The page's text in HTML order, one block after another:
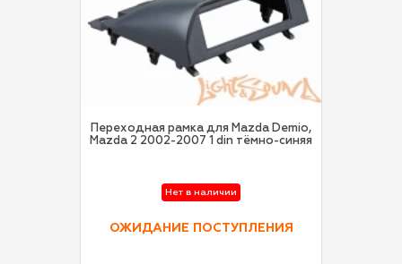
Переходная рамка для Mazda Demio,
Mazda 2 2002-2007 1 din тёмно-синяя
Нет в наличии
ОЖИДАНИЕ ПОСТУПЛЕНИЯ